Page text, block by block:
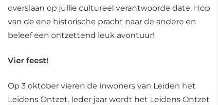
overslaan op jullie cultureel verantwoorde date. Hop
van de ene historische pracht naar de andere en
beleef een ontzettend leuk avontuur!
Vier feest!
Op 3 oktober vieren de inwoners van Leiden het
Leidens Ontzet. Ieder jaar wordt het Leidens Ontzet